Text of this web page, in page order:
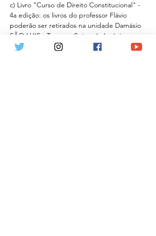
c) Livro "Curso de Direito Constitucional" -
4a edição: os livros do professor Flávio
poderão ser retirados na unidade Damásio
SÃO LUIS - Travessa Sete, s/n (próximo ao
número 536), São Francisco, São Luis/MA,